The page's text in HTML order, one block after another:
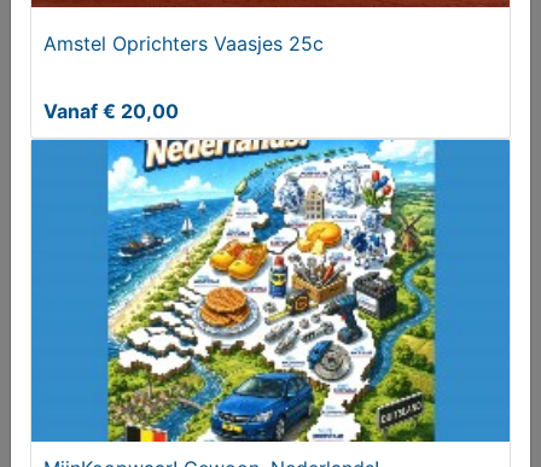
Mercedes C-klasse Wortelhout interieurlijsten
€ 199,00
Amstel Oprichters Vaasjes 25c
Vanaf € 20,00